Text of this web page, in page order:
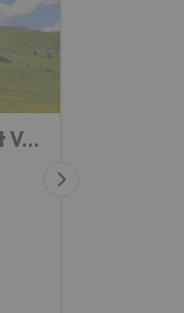
SOWELL RESIDENCES Crêt Voland